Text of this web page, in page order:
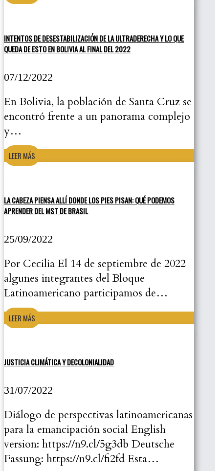
INTENTOS DE DESESTABILIZACIÓN DE LA ULTRADERECHA Y LO QUE
QUEDA DE ESTO EN BOLIVIA AL FINAL DEL 2022
07/12/2022
En Bolivia, la población de Santa Cruz se
encontró frente a un panorama complejo
y…
LEER MÁS
LA CABEZA PIENSA ALLÍ DONDE LOS PIES PISAN: QUÉ PODEMOS
APRENDER DEL MST DE BRASIL
25/09/2022
Por Cecilia El 14 de septiembre de 2022
algunes integrantes del Bloque
Latinoamericano participamos de…
LEER MÁS
JUSTICIA CLIMÁTICA Y DECOLONIALIDAD
31/07/2022
Diálogo de perspectivas latinoamericanas
para la emancipación social English
version: https://n9.cl/5g3db Deutsche
Fassung: https://n9.cl/fi2fd Esta…